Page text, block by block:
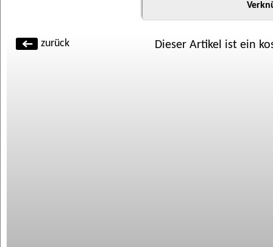
zurück Dieser Artikel ist ein